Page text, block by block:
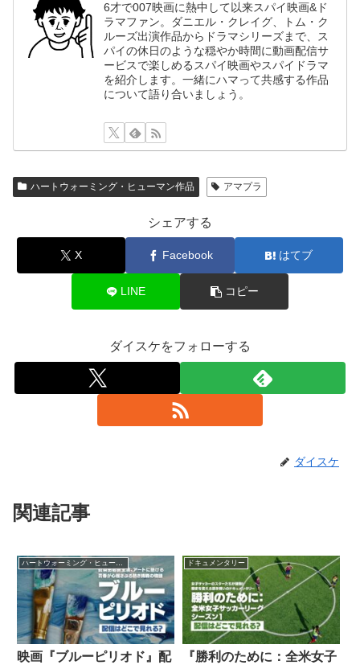
6才で007映画に熱中して以来スパイ映画&ド
ラマファン。ダニエル・クレイグ、トム・ク
ルーズ出演作品からドラマシリーズまで、ス
パイの休日のような穏やか時間に動画配信サ
ービスで楽しめるスパイ映画やスパイドラマ
を紹介します。一緒にハマって共感する作品
について語り合いましょう。
ハートウォーミング・ヒューマン作品 アマプラ
シェアする
X Facebook はてブ
LINE コピー
ダイスケをフォローする
ダイスケ
関連記事
ハートウォーミング・ヒューマン作品
映画『ブルーピリオド』配
ドキュメンタリー
『勝利のために：全米女子